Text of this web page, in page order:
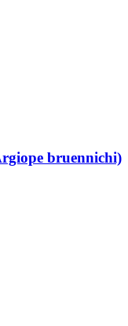
bruennichi)